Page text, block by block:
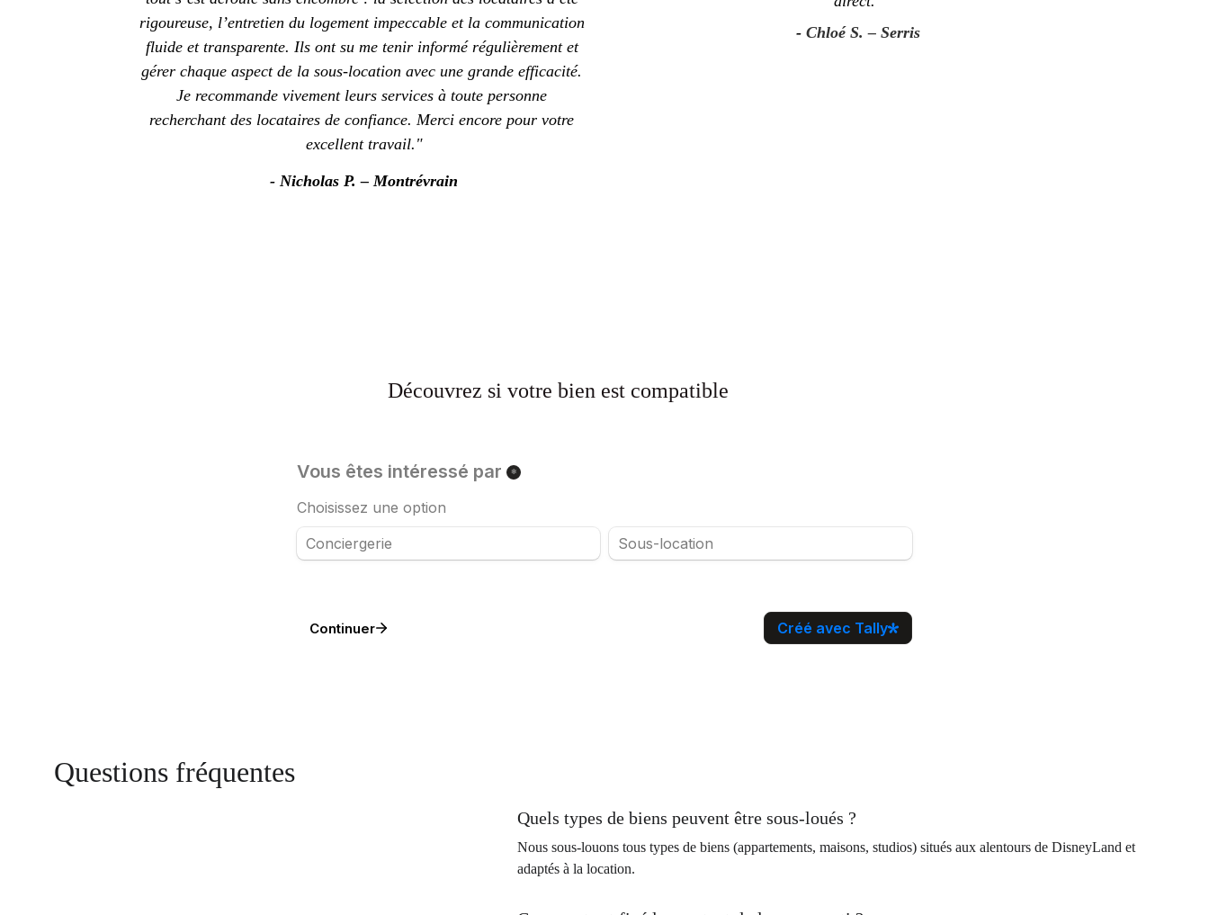
- Chloé S. – Serris
rigoureuse, l’entretien du logement impeccable et la communication
fluide et transparente. Ils ont su me tenir informé régulièrement et
gérer chaque aspect de la sous-location avec une grande efficacité.
Je recommande vivement leurs services à toute personne
recherchant des locataires de confiance. Merci encore pour votre
excellent travail."
- Nicholas P. – Montrévrain
Découvrez si votre bien est compatible
Questions fréquentes
Quels types de biens peuvent être sous-loués ?
Nous sous-louons tous types de biens (appartements, maisons, studios) situés aux alentours de DisneyLand et
adaptés à la location.